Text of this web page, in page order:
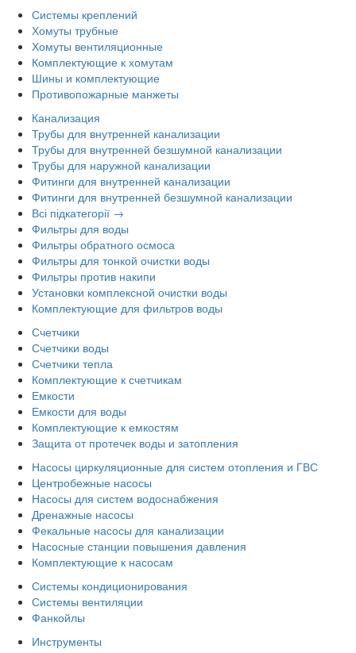
Системы креплений
Хомуты трубные
Хомуты вентиляционные
Комплектующие к хомутам
Шины и комплектующие
Противопожарные манжеты
Канализация
Трубы для внутренней канализации
Трубы для внутренней безшумной канализации
Трубы для наружной канализации
Фитинги для внутренней канализации
Фитинги для внутренней безшумной канализации
Всі підкатегорії →
Фильтры для воды
Фильтры обратного осмоса
Фильтры для тонкой очистки воды
Фильтры против накипи
Установки комплексной очистки воды
Комплектующие для фильтров воды
Счетчики
Счетчики воды
Счетчики тепла
Комплектующие к счетчикам
Емкости
Емкости для воды
Комплектующие к емкостям
Защита от протечек воды и затопления
Насосы циркуляционные для систем отопления и ГВС
Центробежные насосы
Насосы для систем водоснабжения
Дренажные насосы
Фекальные насосы для канализации
Насосные станции повышения давления
Комплектующие к насосам
Системы кондиционирования
Системы вентиляции
Фанкойлы
Инструменты